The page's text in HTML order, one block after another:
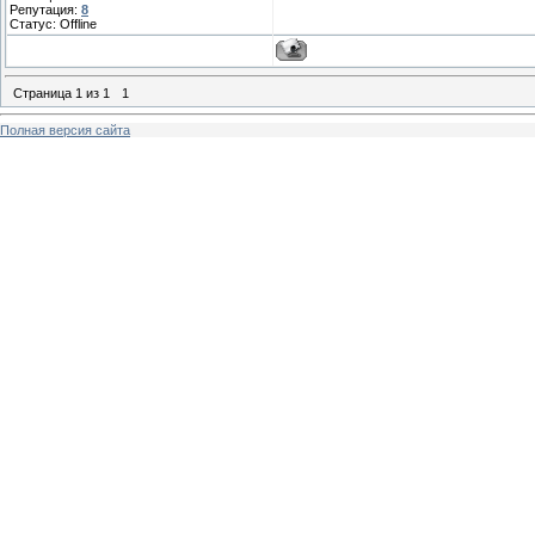
Репутация: 8
Статус: Offline
Страница 1 из 1 1
Полная версия сайта